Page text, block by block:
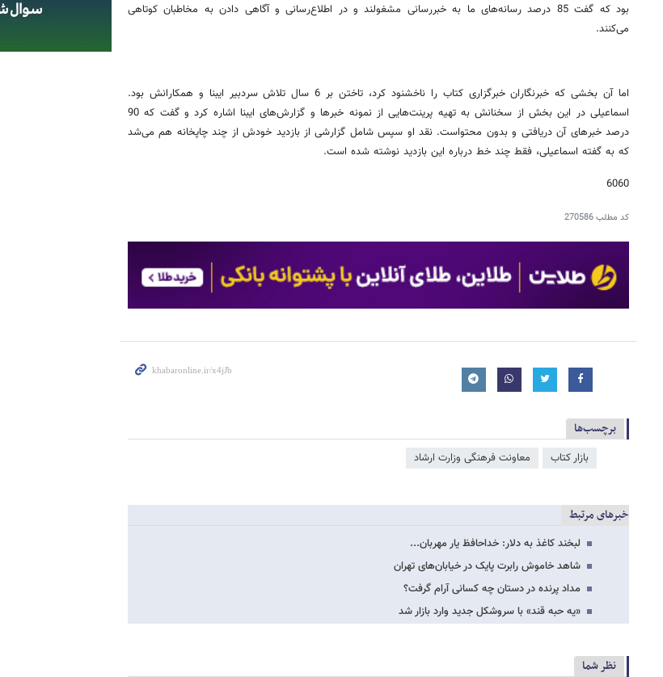
بود که گفت 85 درصد رسانه‌های ما به خبررسانی مشغولند و در اطلاع‌رسانی و آگاهی دادن به مخاطبان کوتاهی
می‌کنند.
اما آن بخشی که خبرنگاران خبرگزاری کتاب را ناخشنود کرد، تاختن بر 6 سال تلاش سردبیر ایبنا و همکارانش بود.
اسماعیلی در این بخش از سخنانش به تهیه پرینت‌هایی از نمونه خبرها و گزارش‌های ایبنا اشاره کرد و گفت که 90
درصد خبرهای آن دریافتی و بدون محتواست. نقد او سپس شامل گزارشی از بازدید خودش از چند چاپخانه هم می‌شد
که به گفته اسماعیلی، فقط چند خط درباره این بازدید نوشته شده است.
6060
کد مطلب270586
برچسب‌ها
بازار کتاب معاونت فرهنگی وزارت ارشاد
خبرهای مرتبط
لبخند کاغذ به دلار: خداحافظ یار مهربان...
شاهد خاموش رابرت پایک در خیابان‌های تهران
مداد پرنده در دستان چه کسانی آرام گرفت؟
«یه حبه قند» با سروشکل جدید وارد بازار شد
نظر شما